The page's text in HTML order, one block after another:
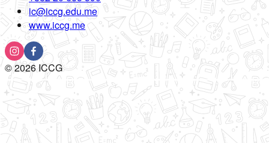
ic@iccg.edu.me
www.iccg.me
©2026ICCG